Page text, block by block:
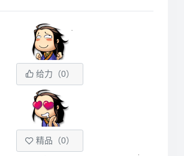
给力（0）
精品（0）